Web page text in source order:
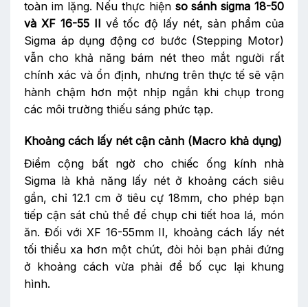
toàn im lặng. Nếu thực hiện so sánh sigma 18-50
và XF 16-55 II về tốc độ lấy nét, sản phẩm của
Sigma áp dụng động cơ bước (Stepping Motor)
vẫn cho khả năng bám nét theo mắt người rất
chính xác và ổn định, nhưng trên thực tế sẽ vận
hành chậm hơn một nhịp ngắn khi chụp trong
các môi trường thiếu sáng phức tạp.
Khoảng cách lấy nét cận cảnh (Macro khả dụng)
Điểm cộng bất ngờ cho chiếc ống kính nhà
Sigma là khả năng lấy nét ở khoảng cách siêu
gần, chỉ 12.1 cm ở tiêu cự 18mm, cho phép bạn
tiếp cận sát chủ thể để chụp chi tiết hoa lá, món
ăn. Đối với XF 16-55mm II, khoảng cách lấy nét
tối thiểu xa hơn một chút, đòi hỏi bạn phải đứng
ở khoảng cách vừa phải để bố cục lại khung
hình.